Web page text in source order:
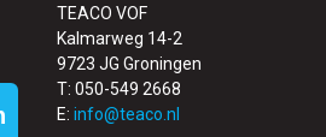
TEACO VOF
Kalmarweg 14-2
9723 JG Groningen
T: 050-549 2668
E: info@teaco.nl